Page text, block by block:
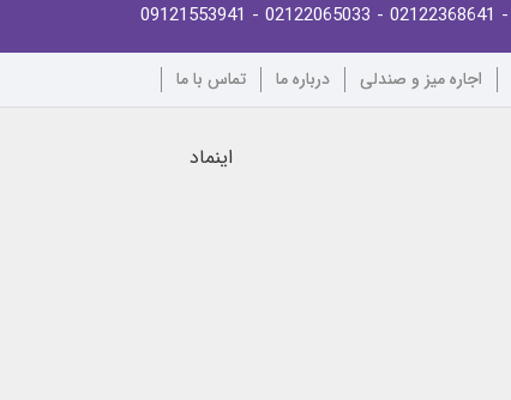
- 02122368641
- 02122065033
- 09121553941
اجاره میز و صندلی درباره ما تماس با ما
اینماد